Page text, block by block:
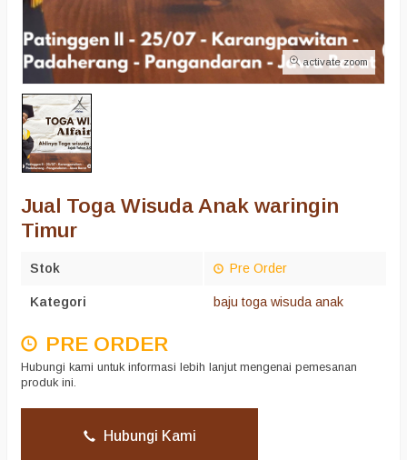
activate zoom
Jual Toga Wisuda Anak waringin
Timur
Stok Pre Order
Kategori baju toga wisuda anak
PRE ORDER
Hubungi kami untuk informasi lebih lanjut mengenai pemesanan
produk ini.
Hubungi Kami